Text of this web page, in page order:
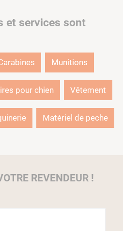
et services sont
Munitions
pour chien Vêtement
Matériel de peche
REVENDEUR !